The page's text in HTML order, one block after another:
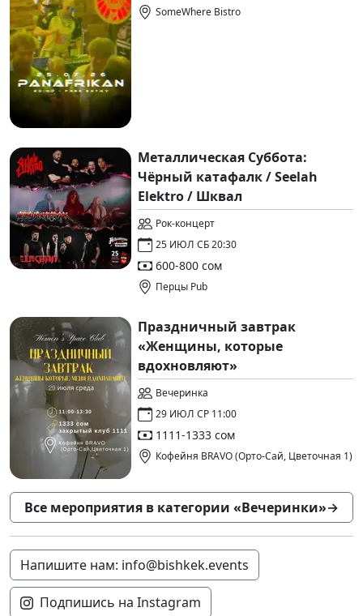
SomeWhere Bistro
Металлическая Суббота:
Чёрный катафалк / Seelah
Elektro / Шквал
Рок-концерт
25 ИЮЛ СБ 20:30
600-800 сом
Перцы Pub
Праздничный завтрак
«Женщины, которые
вдохновляют»
Вечеринка
29 ИЮЛ СР 11:00
1111-1333 сом
Кофейня BRAVO (Орто-Сай, Цветочная 1)
Все мероприятия в категории «Вечеринки»→
Напишите нам: info@bishkek.events
Подпишись на Instagram